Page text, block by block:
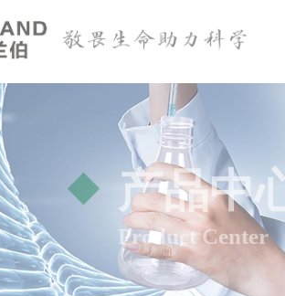
产品中
Product Center